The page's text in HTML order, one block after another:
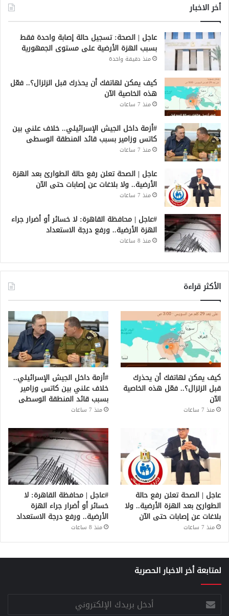
أخر الاخبار
عاجل | الصحة: تسجيل حالة إصابة واحدة فقط
بسبب الهزة الأرضية على مستوى الجمهورية
منذ دقيقة واحدة
كيف يمكن لهاتفك أن يحذرك قبل الزلزال؟.. فعّل
هذه الخاصية الآن
منذ 7 ساعات
#أزمة داخل الجيش الإسرائيلي.. خلاف علني بين
كاتس وزامير بسبب قائد المنطقة الوسطى
منذ 7 ساعات
عاجل | الصحة تعلن رفع حالة الطوارئ بعد الهزة
الأرضية.. ولا بلاغات عن إصابات حتى الآن
منذ 7 ساعات
#عاجل | محافظة القاهرة: لا خسائر أو أضرار جراء
الهزة الأرضية.. ورفع درجة الاستعداد
منذ 8 ساعات
الأكثر قراءة
كيف يمكن لهاتفك أن يحذرك
قبل الزلزال؟.. فعّل هذه الخاصية
الآن
منذ 7 ساعات
#أزمة داخل الجيش الإسرائيلي..
خلاف علني بين كاتس وزامير
بسبب قائد المنطقة الوسطى
منذ 7 ساعات
عاجل | الصحة تعلن رفع حالة
الطوارئ بعد الهزة الأرضية.. ولا
بلاغات عن إصابات حتى الآن
منذ 7 ساعات
#عاجل | محافظة القاهرة: لا
خسائر أو أضرار جراء الهزة
الأرضية.. ورفع درجة الاستعداد
منذ 8 ساعات
لمتابعة أخر الاخبار الحصرية
أدخل
بريدك